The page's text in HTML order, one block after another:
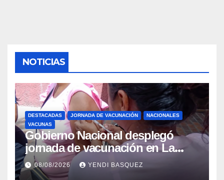
NOTICIAS
DESTACADAS JORNADA DE VACUNACIÓN
NACIONALES
VACUNAS
Gobierno Nacional desplegó
jornada de vacunación en La
Guaira para garantizar protección
epidemiológica
08/08/2026 YENDI BASQUEZ